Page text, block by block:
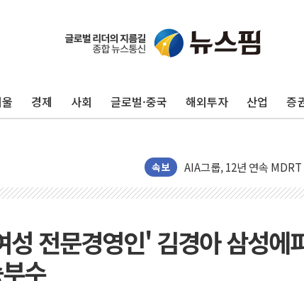
경제 사회 글로벌·중국 해외투자 산업 증
속보
지방공기업 경영평가, 서
"35초마다 중국과 통신"...
한병도 "막말 정치를 좌시
AIA그룹, 12년 연속
[특징주] 포스코퓨처엠,
HDC랩스, 'BUILD CON
전문경영인' 김경아 삼성에
수